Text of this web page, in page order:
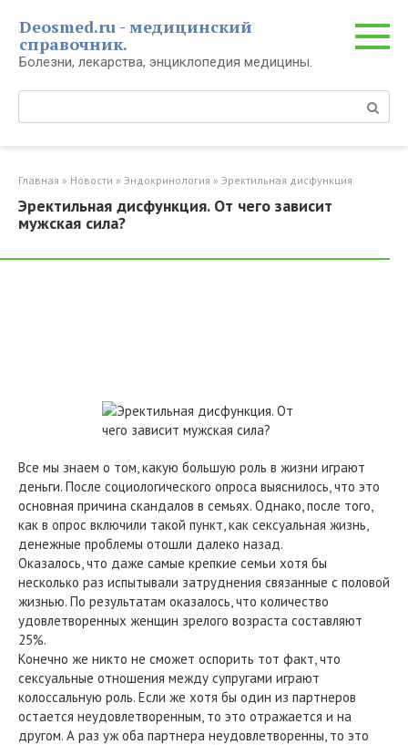
контенту
Deosmed.ru - медицинский
справочник.
Болезни, лекарства, энциклопедия медицины.
Главная » Новости » Эндокринология » Эректильная дисфункция
Эректильная дисфункция. От чего зависит
мужская сила?
Все мы знаем о том, какую большую роль в жизни играют
деньги. После социологического опроса выяснилось, что это
основная причина скандалов в семьях. Однако, после того,
как в опрос включили такой пункт, как сексуальная жизнь,
денежные проблемы отошли далеко назад.
Оказалось, что даже самые крепкие семьи хотя бы
несколько раз испытывали затруднения связанные с половой
жизнью. По результатам оказалось, что количество
удовлетворенных женщин зрелого возраста составляют
25%.
Конечно же никто не сможет оспорить тот факт, что
сексуальные отношения между супругами играют
колоссальную роль. Если же хотя бы один из партнеров
остается неудовлетворенным, то это отражается и на
другом. А раз уж оба партнера неудовлетворенны, то это